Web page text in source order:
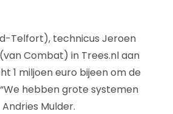
Telfort), technicus Jeroen
Combat) in Trees.nl aan
1 miljoen euro bijeen om de
hebben grote systemen
Mulder.